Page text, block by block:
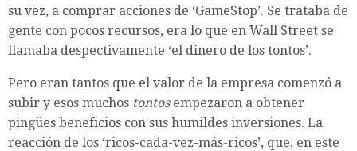
su vez, a comprar acciones de ‘GameStop’. Se trataba de
gente con pocos recursos, era lo que en Wall Street se
llamaba despectivamente ‘el dinero de los tontos’.
Pero eran tantos que el valor de la empresa comenzó a
subir y esos muchos tontosempezaron a obtener
pingües beneficios con sus humildes inversiones. La
reacción de los ‘ricos-cada-vez-más-ricos’, que, en este